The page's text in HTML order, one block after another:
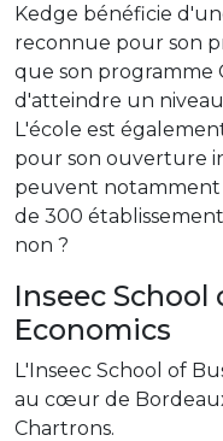
Kedge bénéficie
reconnue pour son
que son programme
d'atteindre un
L'école est
pour son ouverture
peuvent notamment
de 300
non ?
Inseec School
Economics
L'Inseec School of
au cœur de
Chartrons.